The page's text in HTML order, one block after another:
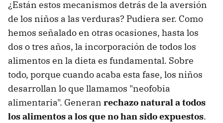
¿Están estos mecanismos detrás de la aversión
de los niños a las verduras? Pudiera ser. Como
hemos señalado en otras ocasiones, hasta los
dos o tres años, la incorporación de todos los
alimentos en la dieta es fundamental. Sobre
todo, porque cuando acaba esta fase, los niños
desarrollan lo que llamamos "neofobia
alimentaria". Generan rechazo natural a todos
los alimentos a los que no han sido expuestos.